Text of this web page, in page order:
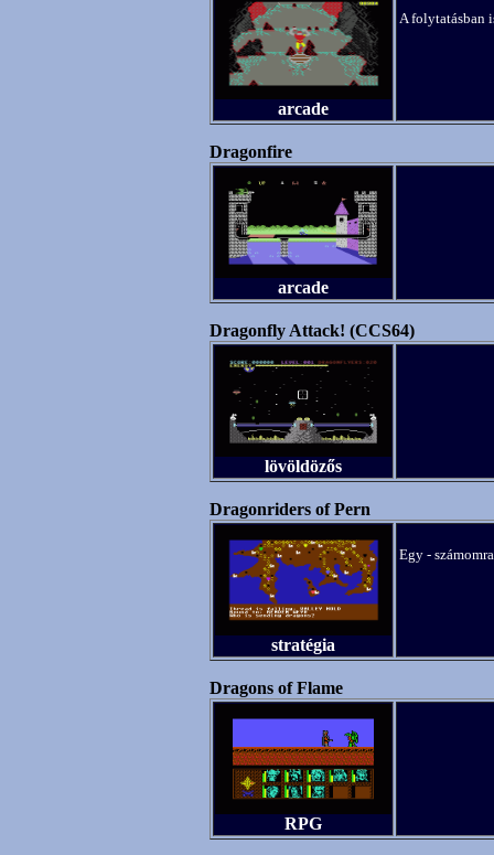
arcade
A folytatásban
Dragonfire
arcade
Dragonfly Attack! (CCS64)
lövöldözős
Dragonriders of Pern
stratégia
Egy -
Dragons of Flame
RPG